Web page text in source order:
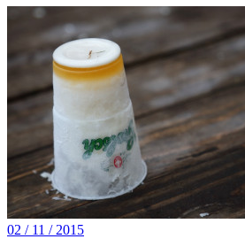
02 / 11 / 2015